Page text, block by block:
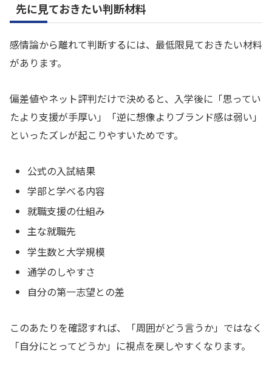
先に見ておきたい判断材料
感情論から離れて判断するには、最低限見ておきたい材料
があります。
偏差値やネット評判だけで決めると、入学後に「思ってい
たより支援が手厚い」「逆に想像よりブランド感は弱い」
といったズレが起こりやすいためです。
公式の入試結果
学部と学べる内容
就職支援の仕組み
主な就職先
学生数と大学規模
通学のしやすさ
自分の第一志望との差
このあたりを確認すれば、「周囲がどう言うか」ではなく
「自分にとってどうか」に視点を戻しやすくなります。